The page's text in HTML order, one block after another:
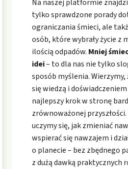
Na naszej platformie
tylko sprawdzone porady
ograniczania śmieci, ale
osób, które wybrały życie z
ilością odpadów. Mniej
idei– to dla nas nie tylko
sposób myślenia. Wierzymy,
się wiedzą i
najlepszy krok w stronę
zrównoważonej przyszłości.
uczymy się, jak zmieniać
wspierać się nawzajem i
o planecie – bez zbędnego
z dużą dawką praktycznych